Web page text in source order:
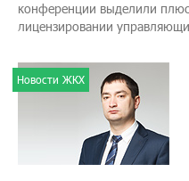
конференции выделили
лицензировании
Новости ЖКХ